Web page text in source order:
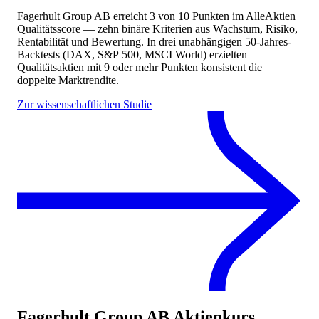
Fagerhult Group AB erreicht 3 von 10 Punkten im AlleAktien
Qualitätsscore — zehn binäre Kriterien aus Wachstum, Risiko,
Rentabilität und Bewertung. In drei unabhängigen 50-Jahres-
Backtests (DAX, S&P 500, MSCI World) erzielten
Qualitätsaktien mit 9 oder mehr Punkten konsistent die
doppelte Marktrendite.
Zur wissenschaftlichen Studie